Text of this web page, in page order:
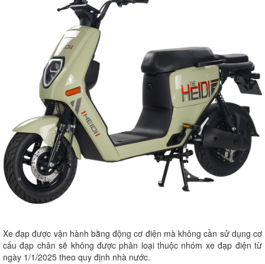
Xe đạp được vận hành bằng động cơ điện mà không cần sử dụng cơ
cấu đạp chân sẽ không được phân loại thuộc nhóm xe đạp điện từ
ngày 1/1/2025 theo quy định nhà nước.